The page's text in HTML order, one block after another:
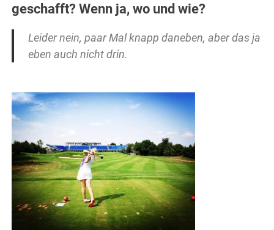
geschafft? Wenn ja, wo und wie?
Leider nein, paar Mal knapp daneben, aber das ja
eben auch nicht drin.